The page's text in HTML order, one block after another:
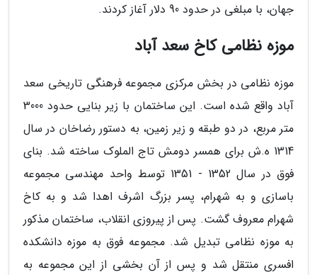
جهان، با مبلغی در حدود 90 دلار آغاز کردند.
موزه نظامی کاخ سعد آباد
موزه نظامی در بخش مرکزی مجموعه فرهنگی تاریخی سعد
آباد واقع شده است. این ساختمان با زیر بنایی حدود 3000
متر مربع، در دو طبقه و زیر زمین، به دستور رضاخان در سال
1314 ه.ش برای همسر دومش تاج الملوک ساخته شد. بنای
فوق در سال 1352 - 1351 توسط واحد مهندسی مجموعه
باسازی و به شهرام، پسر بزرگ اشرف اهدا شد و به کاخ
شهرام معروف گشت. پس از پیروزی انقلاب، ساختمان مذکور
به موزه نظامی تبدیل شد. مجموعه فوق به موزه دانشکده
افسری منتقل شد و پس از آن بخشی از این مجموعه به